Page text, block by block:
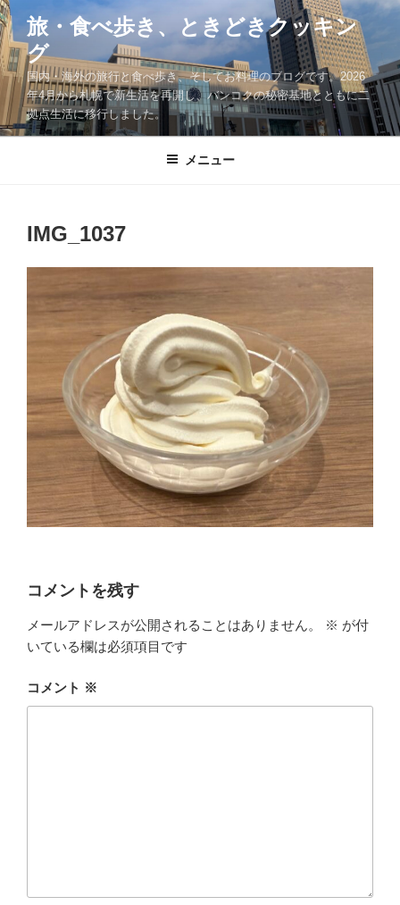
コ
ン
テ
ン
ツ
へ
ス
旅・食べ歩き、ときどきクッキン
グ
国内・海外の旅行と食べ歩き、そしてお料理のブログです。2026
年4月から札幌で新生活を再開し、バンコクの秘密基地とともに二
拠点生活に移行しました。
メニュー
IMG_1037
コメントを残す
メールアドレスが公開されることはありません。 ※ が付
いている欄は必須項目です
コメント ※